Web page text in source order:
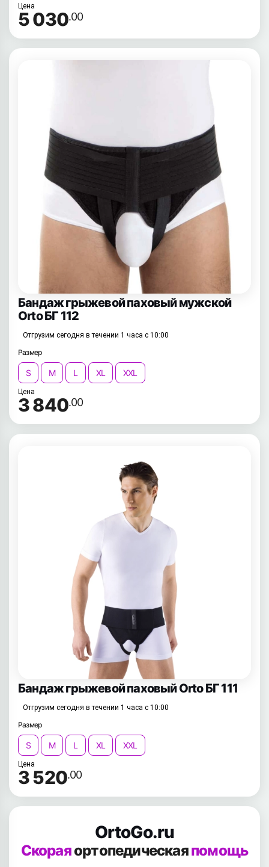
Цена
5 030.00
Бандаж грыжевой паховый мужской
Orto БГ 112
Отгрузим сегодня в течении 1 часа с 10:00
Размер
S M L XL XXL
Цена
3 840.00
Бандаж грыжевой паховый Orto БГ 111
Отгрузим сегодня в течении 1 часа с 10:00
Размер
S M L XL XXL
Цена
3 520.00
OrtoGo.ru
Скораяортопедическаяпомощь